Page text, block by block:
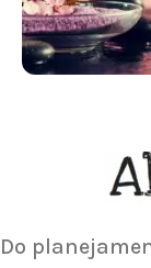
Saiba
Do